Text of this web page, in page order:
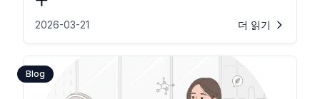
2026-03-21 더 읽기
Blog